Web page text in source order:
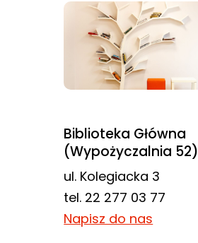
Biblioteka Główna
(Wypożyczalnia 52)
ul. Kolegiacka 3
tel. 22 277 03 77
Napisz do nas
Jeśli odrzucisz
te pliki cookie,
niektóre funkcje
znikną ze strony
internetowej.
Marketing
Udostępniając
zainteresowania i
zachowania